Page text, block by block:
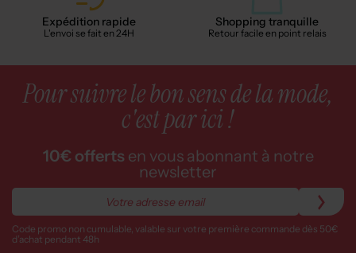
Expédition rapide
L'envoi se fait en 24H
Shopping tranquille
Retour facile en point relais
Pour suivre le bon sens de la mode,
c'est par ici !
10€ offerts en vous abonnant à notre
newsletter
Code promo non cumulable, valable sur votre première commande dès 50€
d’achat pendant 48h